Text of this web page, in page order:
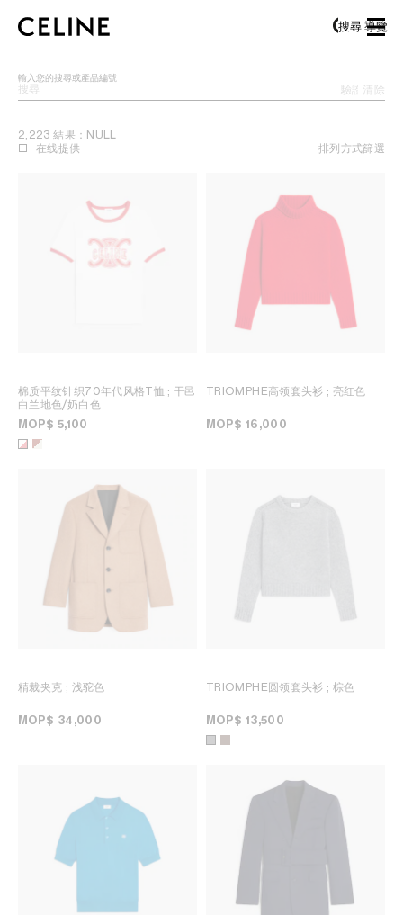
SKIP TO FOOTER CONTENT
跳至主導覽
搜尋 導覽
輸入您的搜尋或產品編號
驗證搜索
清除
2,223 結果：NULL
在线提供
排列方式篩選
棉质平纹针织70年代风格T恤 ; 干邑
白兰地色/奶白色
MOP$ 5,100
TRIOMPHE高领套头衫 ; 亮红色
MOP$ 16,000
精裁夹克 ; 浅驼色
MOP$ 34,000
TRIOMPHE圆领套头衫 ; 棕色
MOP$ 13,500